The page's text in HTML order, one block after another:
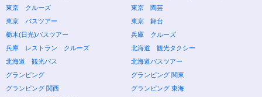
東京 クルーズ
東京 陶芸
東京 バスツアー
東京 舞台
栃木(日光)バスツアー
兵庫 クルーズ
兵庫 レストラン クルーズ
北海道 観光タクシー
北海道 観光バス
北海道バスツアー
グランピング
グランピング 関東
グランピング 関西
グランピング 東海